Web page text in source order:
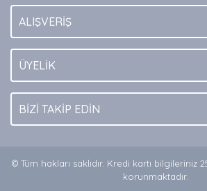
ALIŞVERİŞ
ÜYELİK
BİZİ TAKİP EDİN
© Tüm hakları saklıdır. Kredi kartı bilgileriniz
korunmaktadır.